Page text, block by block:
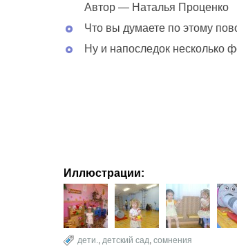
Автор — Наталья Проценко
Что вы думаете по этому
Ну и напоследок несколько
Иллюстрации:
дети., детский сад, сомнения